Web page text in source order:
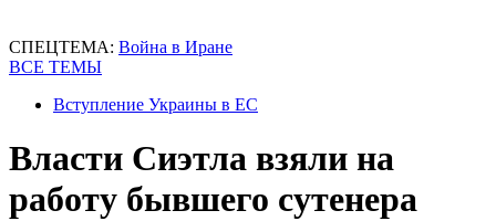
СПЕЦТЕМА: Война в Иране
ВСЕ ТЕМЫ
Вступление Украины в ЕС
Власти Сиэтла взяли на
работу бывшего сутенера